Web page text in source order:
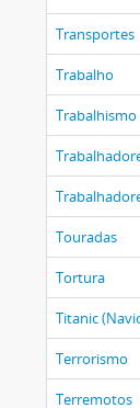
Transportes
Trabalho
Trabalhismo
Touradas
Tortura
Titanic
Terrorismo
Terremotos